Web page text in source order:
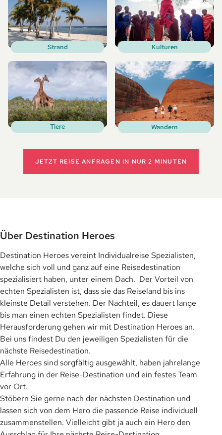
Strand Kulturen
Tiere Wandern
JETZT REISE ANFRAGEN IN NUR 2 MINUTEN
Über Destination Heroes
Destination Heroes vereint Individualreise Spezialisten,
welche sich voll und ganz auf eine Reisedestination
spezialisiert haben, unter einem Dach. Der Vorteil von
echten Spezialisten ist, dass sie das Reiseland bis ins
kleinste Detail verstehen. Der Nachteil, es dauert lange
bis man einen echten Spezialisten findet. Diese
Herausforderung gehen wir mit Destination Heroes an.
Bei uns findest Du den jeweiligen Spezialisten für die
nächste Reisedestination.
Alle Heroes sind sorgfältig ausgewählt, haben jahrelange
Erfahrung in der Reise-Destination und ein festes Team
vor Ort.
Stöbern Sie gerne nach der nächsten Destination und
lassen sich von dem Hero die passende Reise individuell
zusammenstellen. Vielleicht gibt ja auch ein Hero den